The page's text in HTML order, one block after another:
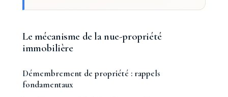
Le mécanisme de la nue-propriété
immobilière
Démembrement de propriété : rappels
fondamentaux